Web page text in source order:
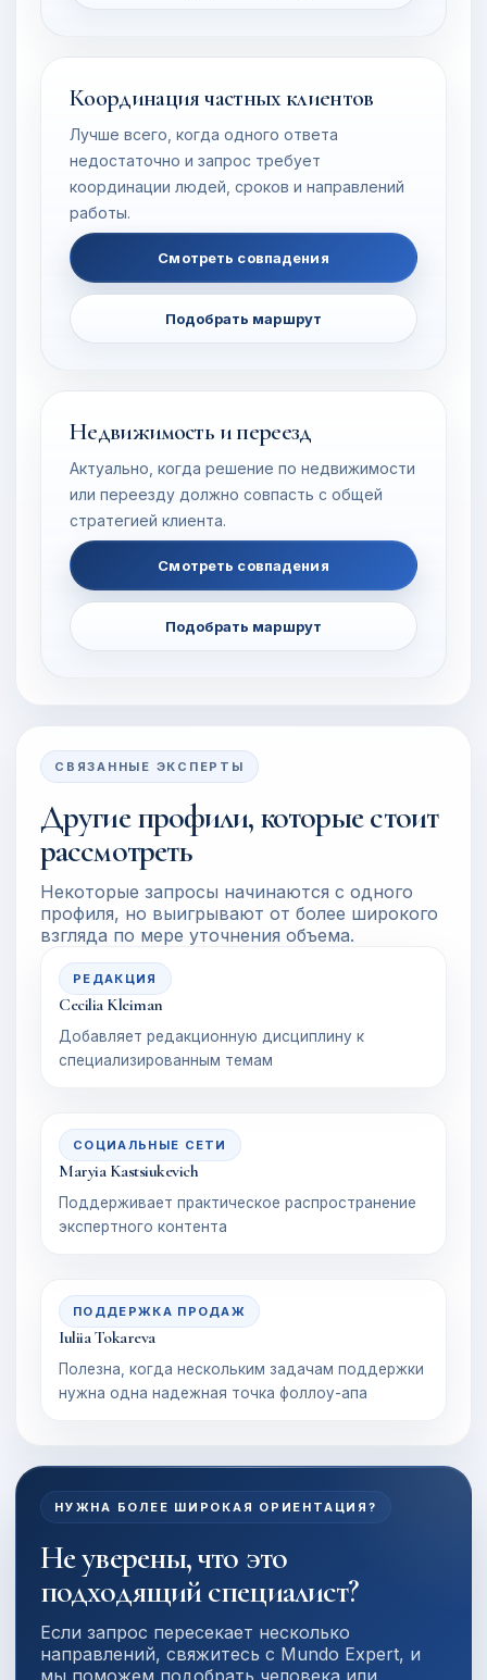
Координация частных клиентов
Лучше всего, когда одного ответа
недостаточно и запрос требует
координации людей, сроков и направлений
работы.
Смотреть совпадения
Подобрать маршрут
Недвижимость и переезд
Актуально, когда решение по недвижимости
или переезду должно совпасть с общей
стратегией клиента.
Смотреть совпадения
Подобрать маршрут
СВЯЗАННЫЕ ЭКСПЕРТЫ
Другие профили, которые стоит
рассмотреть
Некоторые запросы начинаются с одного
профиля, но выигрывают от более широкого
взгляда по мере уточнения объема.
РЕДАКЦИЯ
Cecilia Kleiman
Добавляет редакционную дисциплину к
специализированным темам
СОЦИАЛЬНЫЕ СЕТИ
Maryia Kastsiukevich
Поддерживает практическое распространение
экспертного контента
ПОДДЕРЖКА ПРОДАЖ
Iuliia Tokareva
Полезна, когда нескольким задачам поддержки
нужна одна надежная точка фоллоу-апа
НУЖНА БОЛЕЕ ШИРОКАЯ ОРИЕНТАЦИЯ?
Не уверены, что это
подходящий специалист?
Если запрос пересекает несколько
направлений, свяжитесь с Mundo Expert, и
мы поможем подобрать человека или